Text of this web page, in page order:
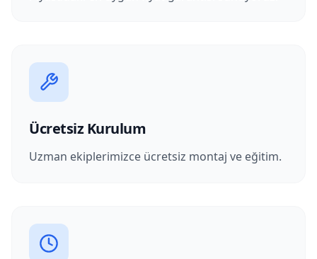
Ücretsiz Kurulum
Uzman ekiplerimizce ücretsiz montaj ve eğitim.